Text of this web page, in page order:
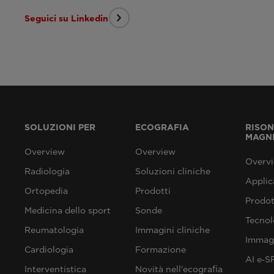
Seguici su Linkedin
SOLUZIONI PER
Overview
Radiologia
Ortopedia
Medicina dello sport
Reumatologia
Cardiologia
Interventistica
ECOGRAFIA
Overview
Soluzioni cliniche
Prodotti
Sonde
Immagini cliniche
Formazione
Novità nell'ecografia
AI